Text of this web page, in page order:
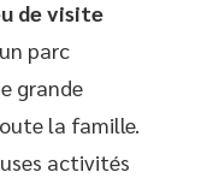
de visite
parc
grande
la famille.
activités